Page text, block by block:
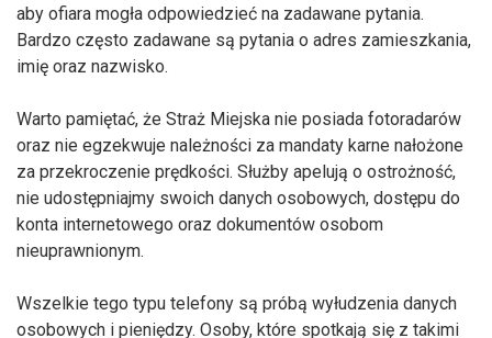
aby ofiara mogła odpowiedzieć na zadawane pytania.
Bardzo często zadawane są pytania o adres zamieszkania,
imię oraz nazwisko.
Warto pamiętać, że Straż Miejska nie posiada fotoradarów
oraz nie egzekwuje należności za mandaty karne nałożone
za przekroczenie prędkości. Służby apelują o ostrożność,
nie udostępniajmy swoich danych osobowych, dostępu do
konta internetowego oraz dokumentów osobom
nieuprawnionym.
Wszelkie tego typu telefony są próbą wyłudzenia danych
osobowych i pieniędzy. Osoby, które spotkają się z takimi